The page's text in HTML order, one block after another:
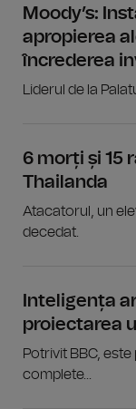
Moody’s:
apropierea
încrederea
Liderul de la
6 morți și 15
Thailanda
Atacatorul, un
decedat.
Inteligența
proiectarea
Potrivit BBC,
complete...